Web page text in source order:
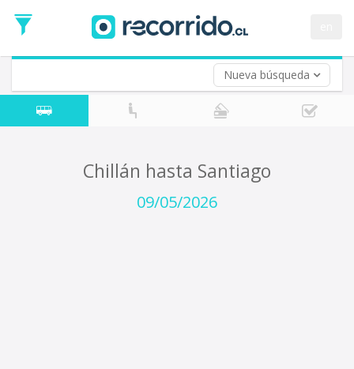
Nueva búsqueda
de
Ida
Vuelta (opcional)
Fecha
de
Chillán hasta Santiago
09/05/2026